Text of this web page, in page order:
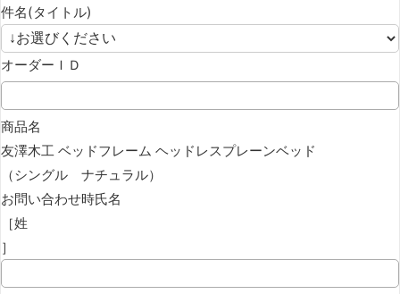
件名(タイトル)
オーダーＩＤ
商品名
友澤木工 ベッドフレーム ヘッドレスプレーンベッド
（シングル ナチュラル）
お問い合わせ時氏名
［姓
］